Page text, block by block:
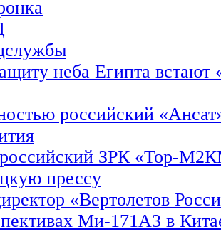
неба Египта встают
российский
ЗРК «Тор-
прессу
«Вертолетов
Ми-171А3 в